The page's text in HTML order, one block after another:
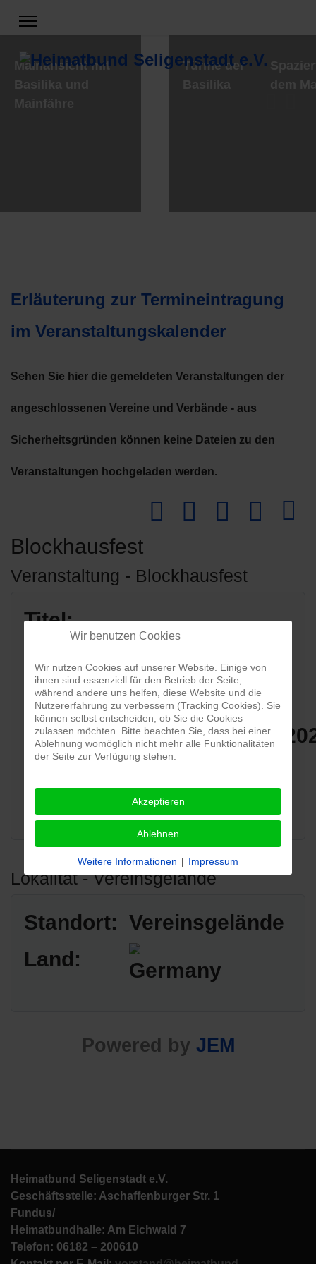
Mainansicht mit
Türme der
Erläuterung zur Termineintragung
im Veranstaltungskalender
Sehen Sie hier die gemeldeten Veranstaltungen der
angeschlossenen Vereine und Verbände - aus
Sicherheitsgründen können keine Dateien zu den
Veranstaltungen hochgeladen werden.
Blockhausfest
Veranstaltung - Blockhausfest
Titel:
Blockhausfest
Wann:
Sa, 07.08.2027- So,
----
Lokalität - Vereinsgelände
Standort: Vereinsgelände
Land:
Powered by JEM
Heimatbund Seligenstadt e.V.
Geschäftsstelle: Aschaffenburger Str. 1
Fundus/
Heimatbundhalle: Am Eichwald 7
Telefon: 06182 – 200610
Wir benutzen Cookies
Wir nutzen Cookies auf unserer Website. Einige von
ihnen sind essenziell für den Betrieb der Seite,
während andere uns helfen, diese Website und die
Nutzererfahrung zu verbessern (Tracking Cookies). Sie
können selbst entscheiden, ob Sie die Cookies
zulassen möchten. Bitte beachten Sie, dass bei einer
Ablehnung womöglich nicht mehr alle Funktionalitäten
der Seite zur Verfügung stehen.
Akzeptieren
Ablehnen
Weitere Informationen | Impressum